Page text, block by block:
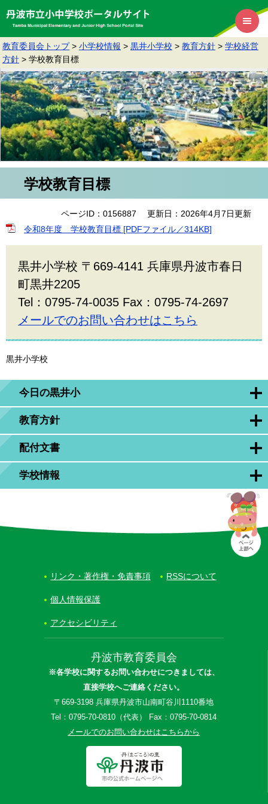
教育委員会トップ > 小学校情報 > 黒井小学校 > 教育方針 > 学校経営
方針 > 学校教育目標
黒井小学校
今日の黒井小
教育方針
配付文書
学校情報
学校教育目標
ページID：0156887
更新日：2026年4月7日更新
令和8年度 学校教育目標 [PDFファイル／314KB]
黒井小学校 〒669-4141 兵庫県丹波市春日
町黒井2205
Tel：0795-74-0035 Fax：0795-74-2697
メールでのお問い合わせはこちら
丹波市教育委員会
※各学校に関するお問い合わせにつきましては、
直接学校へご連絡ください。
〒669-3198 兵庫県丹波市山南町谷川1110番地
Tel：0795-70-0810（代表） Fax：0795-70-0814
メールでのお問い合わせはこちらから
リンク・著作権・免責事項 RSSについて
個人情報保護
アクセシビリティ